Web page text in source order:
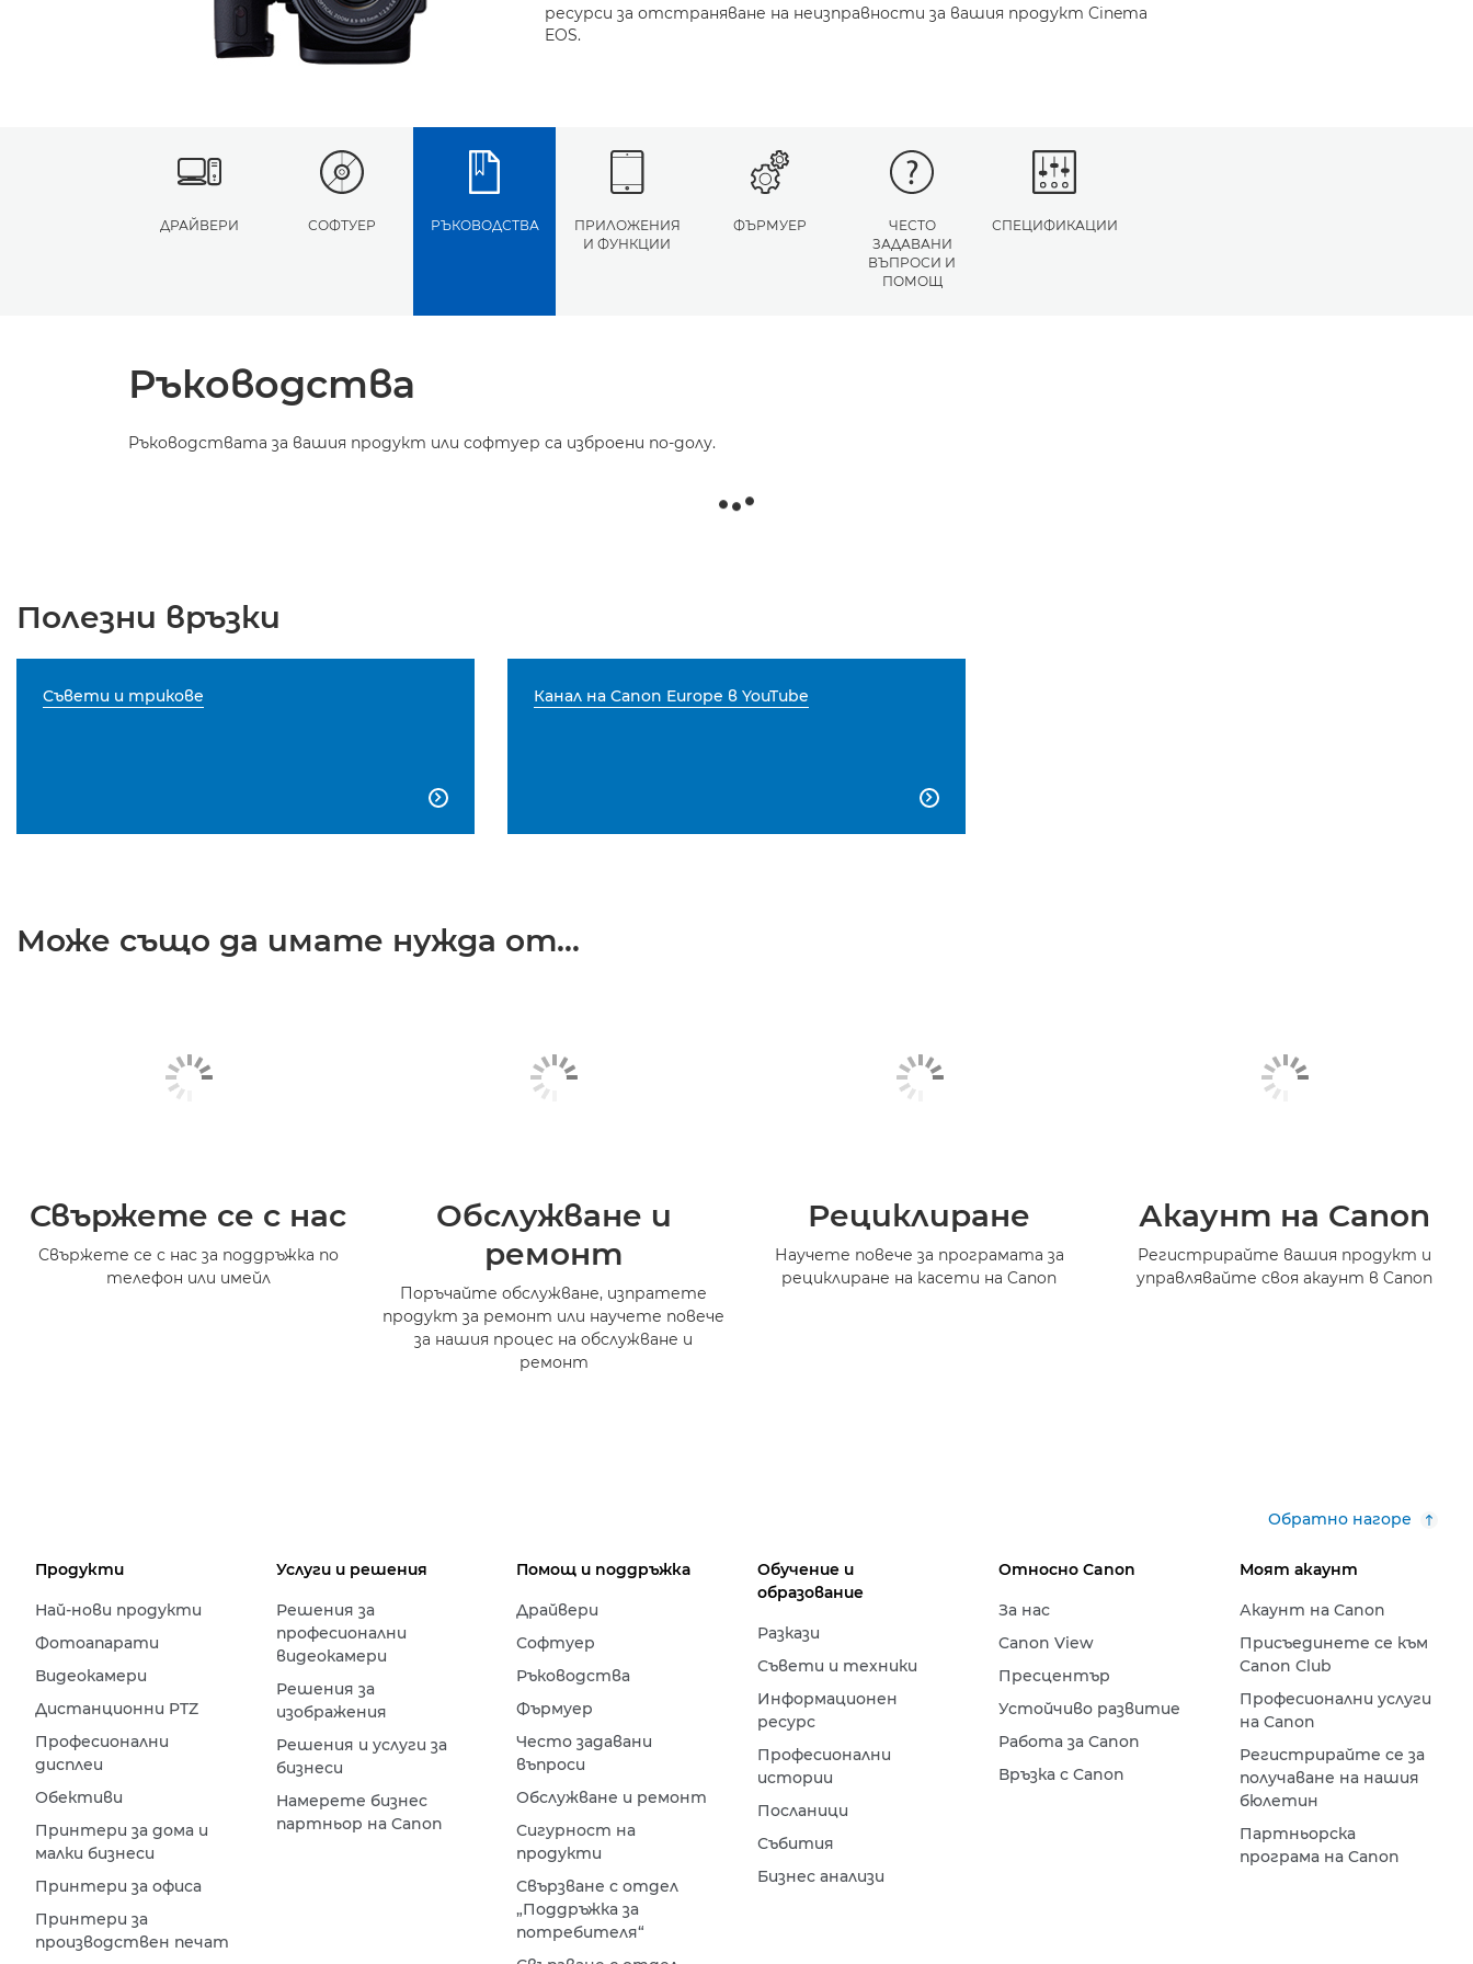
ресурси за отстраняване на неизправности за вашия продукт Cinema
EOS.
ДРАЙВЕРИ СОФТУЕР РЪКОВОДСТВА
ПРИЛОЖЕНИЯ
И ФУНКЦИИ
ФЪРМУЕР
ЧЕСТО
ЗАДАВАНИ
ВЪПРОСИ И
ПОМОЩ
СПЕЦИФИКАЦИИ
Ръководства
Ръководствата за вашия продукт или софтуер са изброени по-долу.
Полезни връзки
Съвети и трикове

Канал на Canon Europe в YouTube

Може също да имате нужда от...
Свържете се с нас
Свържете се с нас за поддръжка по
телефон или имейл
Обслужване и
ремонт
Поръчайте обслужване, изпратете
продукт за ремонт или научете повече
за нашия процес на обслужване и
ремонт
Рециклиране
Научете повече за програмата за
рециклиране на касети на Canon
Акаунт на Canon
Регистрирайте вашия продукт и
управлявайте своя акаунт в Canon
Обратно нагоре
Продукти
Най-нови продукти
Фотоапарати
Видеокамери
Дистанционни PTZ
Професионални
дисплеи
Обективи
Принтери за дома и
малки бизнеси
Принтери за офиса
Принтери за
производствен печат
Услуги и решения
Решения за
професионални
видеокамери
Решения за
изображения
Решения и услуги за
бизнеси
Намерете бизнес
партньор на Canon
Помощ и поддръжка
Драйвери
Софтуер
Ръководства
Фърмуер
Често задавани
въпроси
Обслужване и ремонт
Сигурност на
продукти
Свързване с отдел
„Поддръжка за
потребителя“
Обучение и
образование
Разкази
Съвети и техники
Информационен
ресурс
Професионални
истории
Посланици
Събития
Бизнес анализи
Относно Canon
За нас
Canon View
Пресцентър
Устойчиво развитие
Работа за Canon
Връзка с Canon
Моят акаунт
Акаунт на Canon
Присъединете се към
Canon Club
Професионални услуги
на Canon
Регистрирайте се за
получаване на нашия
бюлетин
Партньорска
програма на Canon